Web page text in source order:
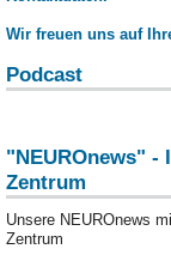
Wir freuen uns auf
Podcast
"NEUROnews" -
Zentrum
Unsere NEUROnews
Zentrum